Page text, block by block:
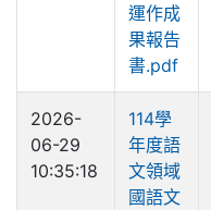
運作成
果報告
書.pdf
2026-
06-29
10:35:18
114學
年度語
文領域
國語文